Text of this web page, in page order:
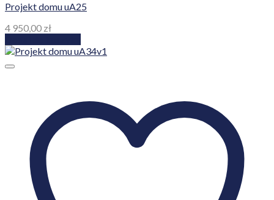
Projekt domu uA25
4 950,00 zł